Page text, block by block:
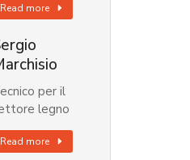
Read more
per il
legno
Read more